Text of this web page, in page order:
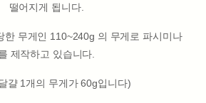
떨어지게 됩니다.
한 무게인 110~240g 의 무게로 파시미나
제작하고 있습니다.
걀 1개의 무게가 60g입니다)